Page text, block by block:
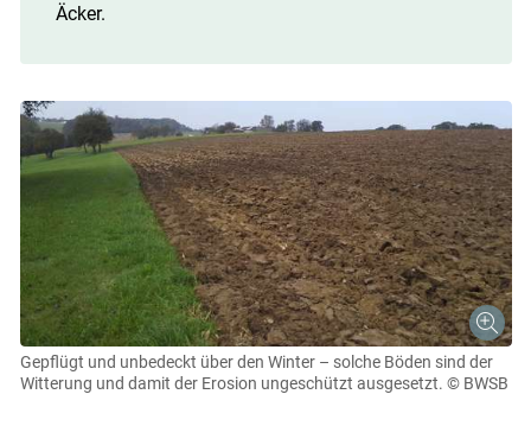
Skip to main content
Äcker.
Gepflügt und unbedeckt über den Winter – solche Böden sind der
Witterung und damit der Erosion ungeschützt ausgesetzt. © BWSB